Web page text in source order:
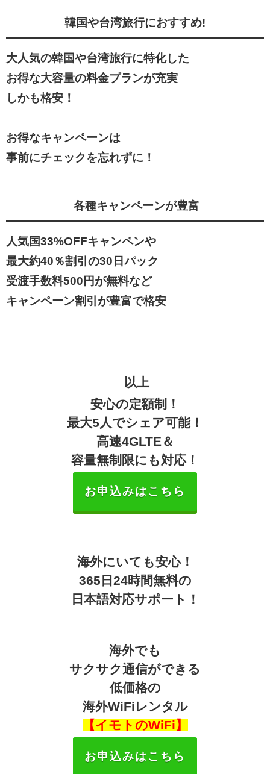
韓国や台湾旅行におすすめ!
大人気の韓国や台湾旅行に特化した
お得な大容量の料金プランが充実
しかも格安！
お得なキャンペーンは
事前にチェックを忘れずに！
各種キャンペーンが豊富
人気国33%OFFキャンペンや
最大約40％割引の30日パック
受渡手数料500円が無料など
キャンペーン割引が豊富で格安
以上
安心の定額制！
最大5人でシェア可能！
高速4GLTE＆
容量無制限にも対応！
お申込みはこちら
海外にいても安心！
365日24時間無料の
日本語対応サポート！
海外でも
サクサク通信ができる
低価格の
海外WiFiレンタル
【イモトのWiFi】
お申込みはこちら